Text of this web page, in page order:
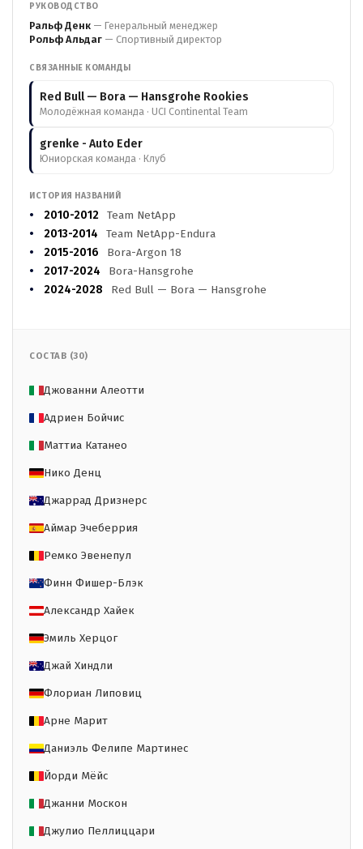
РУКОВОДСТВО
Ральф Денк — Генеральный менеджер
Рольф Альдаг — Спортивный директор
СВЯЗАННЫЕ КОМАНДЫ
Red Bull — Bora — Hansgrohe Rookies
Молодёжная команда · UCI Continental Team
grenke - Auto Eder
Юниорская команда · Клуб
ИСТОРИЯ НАЗВАНИЙ
2010-2012 Team NetApp
2013-2014
Team NetApp-Endura
2015-2016
Bora-Argon 18
2017-2024
Bora-Hansgrohe
2024-2028
Red Bull — Bora — Hansgrohe
СОСТАВ (30)
Джованни Алеотти
Адриен Бойчис
Маттиа Катанео
Нико Денц
Джаррад Дризнерс
Аймар Эчеберрия
Ремко Эвенепул
Финн Фишер-Блэк
Александр Хайек
Эмиль Херцог
Джай Хиндли
Флориан Липовиц
Арне Марит
Даниэль Фелипе Мартинес
Йорди Мёйс
Джанни Москон
Джулио Пеллиццари